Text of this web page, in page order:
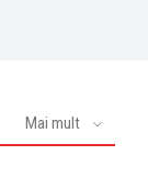
Mai mult